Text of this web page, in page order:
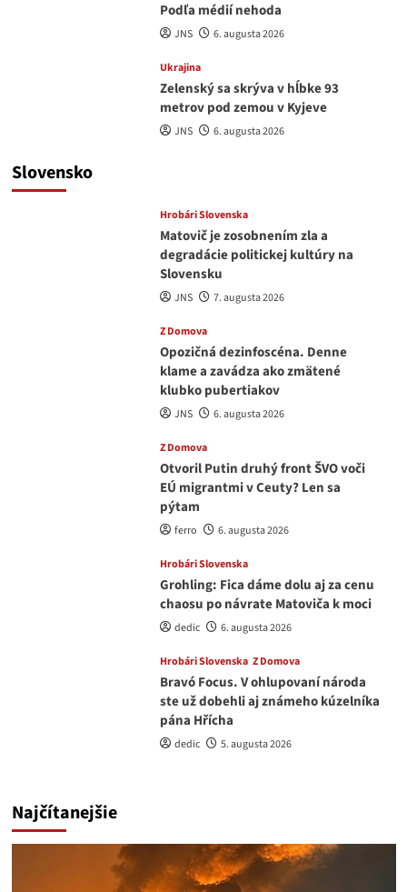
Podľa médií nehoda
JNS 6. augusta 2026
Ukrajina
Zelenský sa skrýva v hĺbke 93
metrov pod zemou v Kyjeve
JNS 6. augusta 2026
Slovensko
Hrobári Slovenska
Matovič je zosobnením zla a
degradácie politickej kultúry na
Slovensku
JNS 7. augusta 2026
Z Domova
Opozičná dezinfoscéna. Denne
klame a zavádza ako zmätené
klubko pubertiakov
JNS 6. augusta 2026
Z Domova
Otvoril Putin druhý front ŠVO voči
EÚ migrantmi v Ceuty? Len sa
pýtam
ferro 6. augusta 2026
Hrobári Slovenska
Grohling: Fica dáme dolu aj za cenu
chaosu po návrate Matoviča k moci
dedic 6. augusta 2026
Hrobári Slovenska Z Domova
Bravó Focus. V ohlupovaní národa
ste už dobehli aj známeho kúzelníka
pána Hřícha
dedic 5. augusta 2026
Najčítanejšie